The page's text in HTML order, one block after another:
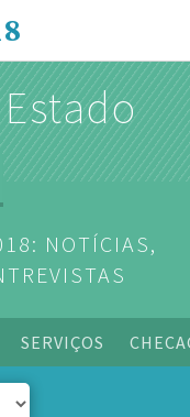
NOTÍCIAS,
SERVIÇOS